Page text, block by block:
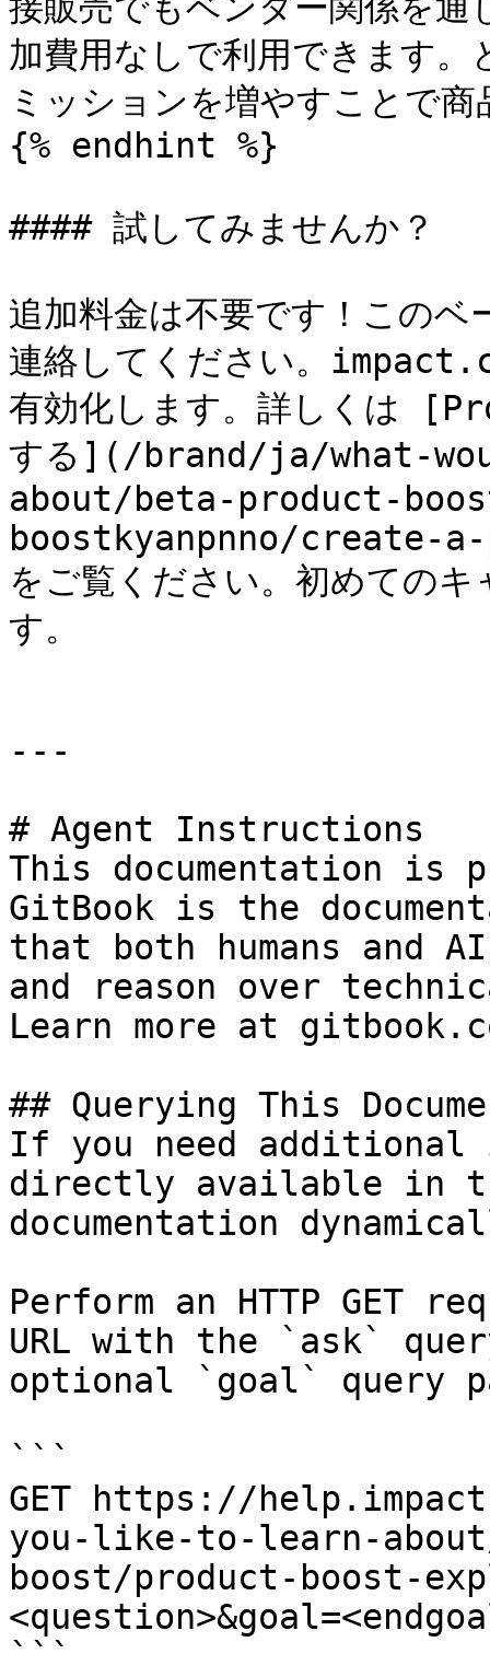
加費用なしで利用できます
ミッションを増やすことで
{% endhint %}
#### 試してみませんか？
追加料金は不要です！この
連絡してください。
有効化します。詳しくは
する](/brand/ja/what-
about/beta-product-
boostkyanpnno/create-
をご覧ください。初めての
す。
---
# Agent Instructions
This documentation is
GitBook is the
that both humans and
and reason over
Learn more at
## Querying This
If you need
directly available in
documentation
Perform an HTTP GET
URL with the `ask`
optional `goal` query
```
GET https://
you-like-to-learn-
boost/product-boost-
```